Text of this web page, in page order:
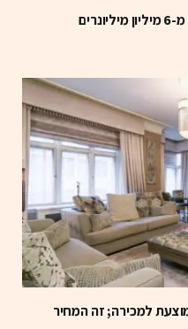
מוצעת למכירה; זה המחיר